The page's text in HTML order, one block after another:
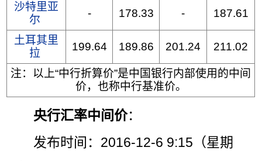
沙特里亚
尔
- 178.33 - 187.61
土耳其里
拉
199.64 189.86 201.24 211.02
注：以上“中行折算价”是中国银行内部使用的中间
价，也称中行基准价。
央行汇率中间价：
发布时间：2016-12-6 9:15（星期